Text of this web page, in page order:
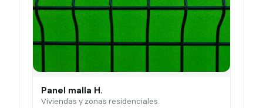
Panel malla H.
Viviendas y zonas residenciales.